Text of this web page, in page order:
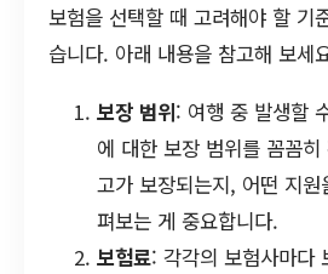
보험을 선택할 때 고려해야 할 기
습니다. 아래 내용을 참고해 보세
보장 범위: 여행 중 발생할
에 대한 보장 범위를 꼼꼼
고가 보장되는지, 어떤 지
펴보는 게 중요합니다.
보험료: 각각의 보험사마다